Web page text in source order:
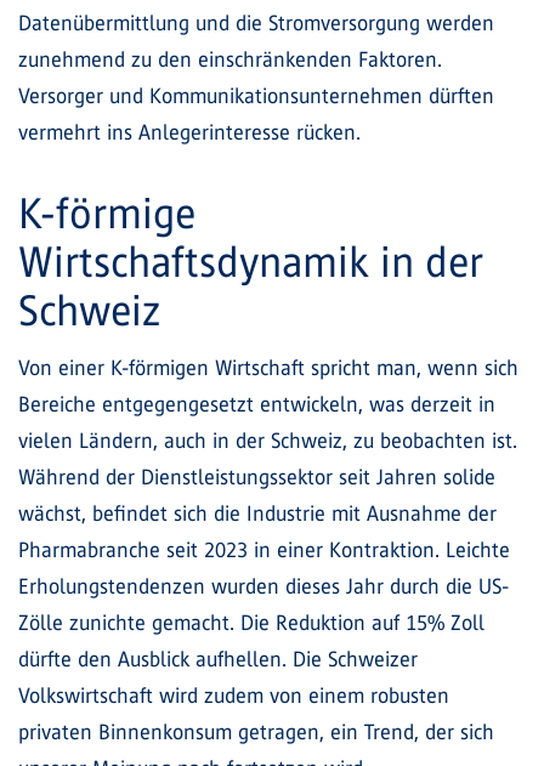
Datenübermittlung und die Stromversorgung werden
zunehmend zu den einschränkenden Faktoren.
Versorger und Kommunikationsunternehmen dürften
vermehrt ins Anlegerinteresse rücken.
K-förmige
Wirtschaftsdynamik in der
Schweiz
Von einer K-förmigen Wirtschaft spricht man, wenn sich
Bereiche entgegengesetzt entwickeln, was derzeit in
vielen Ländern, auch in der Schweiz, zu beobachten ist.
Während der Dienstleistungssektor seit Jahren solide
wächst, befindet sich die Industrie mit Ausnahme der
Pharmabranche seit 2023 in einer Kontraktion. Leichte
Erholungstendenzen wurden dieses Jahr durch die US-
Zölle zunichte gemacht. Die Reduktion auf 15% Zoll
dürfte den Ausblick aufhellen. Die Schweizer
Volkswirtschaft wird zudem von einem robusten
privaten Binnenkonsum getragen, ein Trend, der sich